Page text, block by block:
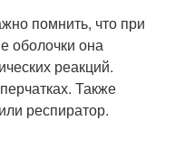
помнить, что при
оболочки она
реакций.
Также
респиратор.